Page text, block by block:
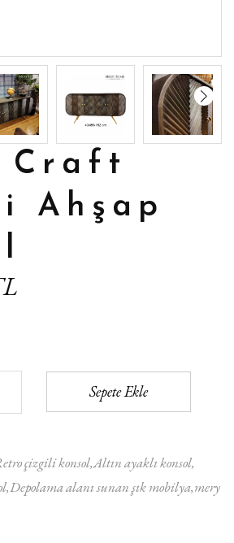
Craft
Ahşap
Sepete Ekle
çizgili konsolAltın ayaklı konsol
Depolama alanı sunan şık mobilya mery